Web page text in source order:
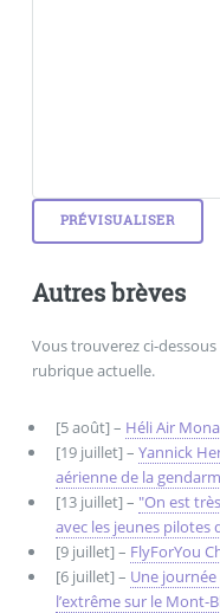
Autres brèves
Vous trouverez ci-
rubrique actuelle.
[5 août] – Héli Air
[19 juillet] – Yannick
aérienne de la
[13 juillet] – "On est
avec les jeunes pilotes
[9 juillet] – FlyForYou
[6 juillet] – Une
l’extrême sur le Mont-